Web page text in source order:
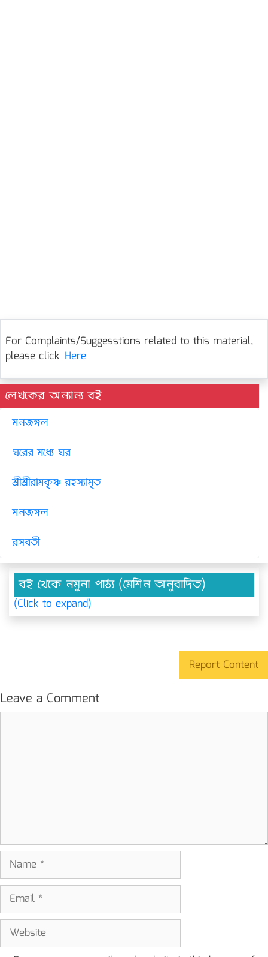
For Complaints/Suggesstions related to this material,
please click Here
লেখকের অন্যান্য বই
মনজঙ্গল
ঘরের মধ্যে ঘর
শ্রীশ্রীরামকৃষ্ণ রহস্যামৃত
মনজঙ্গল
রসবতী
বই থেকে নমুনা পাঠ্য (মেশিন অনুবাদিত)
(Click to expand)
Report Content
Leave a Comment
Name
Email
Website